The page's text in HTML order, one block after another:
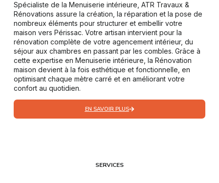
Spécialiste de la Menuiserie intérieure, ATR Travaux &
Rénovations assure la création, la réparation et la pose de
nombreux éléments pour structurer et embellir votre
maison vers Périssac. Votre artisan intervient pour la
rénovation complète de votre agencement intérieur, du
séjour aux chambres en passant par les combles. Grâce à
cette expertise en Menuiserie intérieure, la Rénovation
maison devient à la fois esthétique et fonctionnelle, en
optimisant chaque mètre carré et en améliorant votre
confort au quotidien.
EN SAVOIR PLUS
SERVICES